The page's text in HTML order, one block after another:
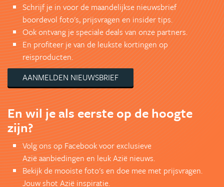
Schrijf je in voor de maandelijkse nieuwsbrief
boordevol foto's, prijsvragen en insider tips.
Ook ontvang je speciale deals van onze partners.
En profiteer je van de leukste kortingen op
reisproducten.
AANMELDEN NIEUWSBRIEF
En wil je als eerste op de hoogte
zijn?
Volg ons op Facebook voor exclusieve
Azië aanbiedingen en leuk Azië nieuws.
Bekijk de mooiste foto's en doe mee met prijsvragen.
Jouw shot Azië inspiratie.